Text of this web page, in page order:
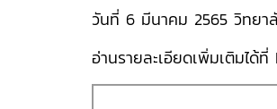
วันที่ 6 มีนาคม 2565 วิทยา
อ่านรายละเอียดเพิ่มเติมได้ที่